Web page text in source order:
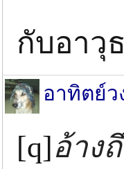
กับอาวุ
อาทิตย์
[q]อ้าง